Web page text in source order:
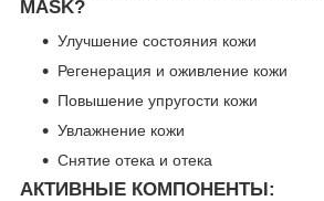
MASK?
Улучшение состояния кожи
Регенерация и оживление кожи
Повышение упругости кожи
Увлажнение кожи
Снятие отека и отека
АКТИВНЫЕ КОМПОНЕНТЫ: